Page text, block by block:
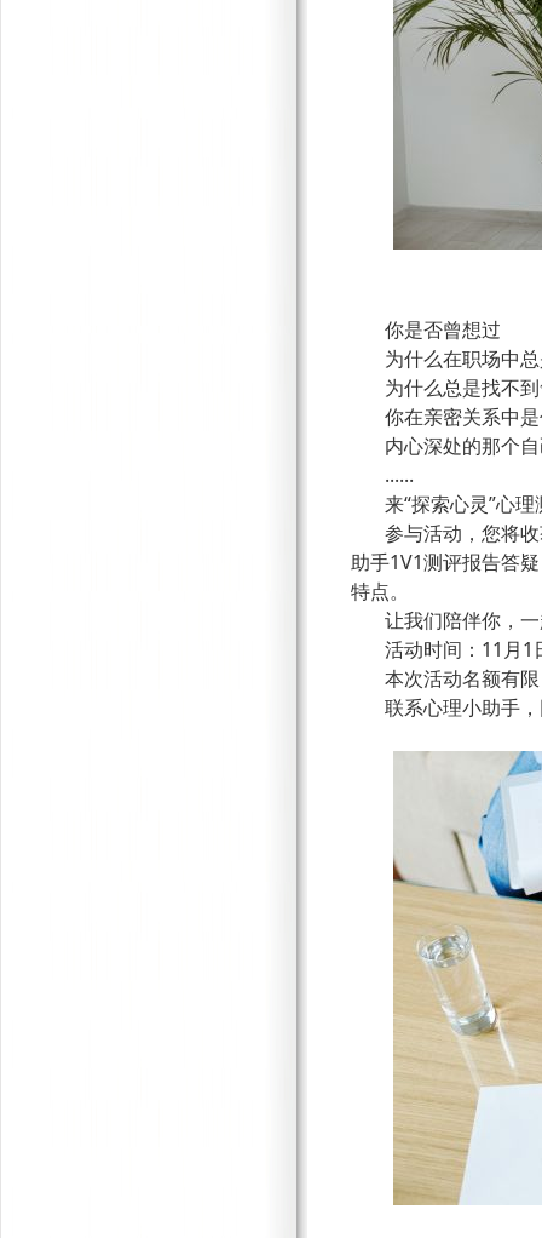
你是否曾想过
为什么在职场中
为什么总是找不
你在亲密关系中
内心深处的那个
......
来“探索心灵”心
参与活动，您将
助手1V1测评报告答
特点。
让我们陪伴你，
活动时间：11月1
本次活动名额有
联系心理小助手